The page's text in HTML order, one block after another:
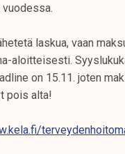
laskua, vaan
aloitteisesti.
on 15.11. joten
pois alta!